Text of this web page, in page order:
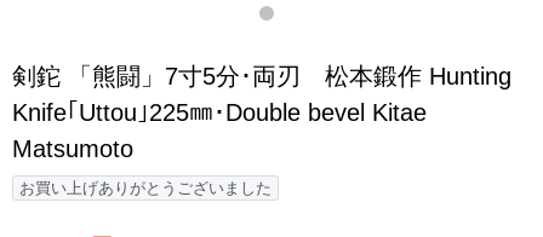
剣鉈 「熊闘」7寸5分･両刃 松本鍛作 Hunting
Knife｢Uttou｣225㎜･Double bevel Kitae
Matsumoto
お買い上げありがとうございました